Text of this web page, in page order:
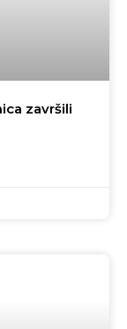
završili